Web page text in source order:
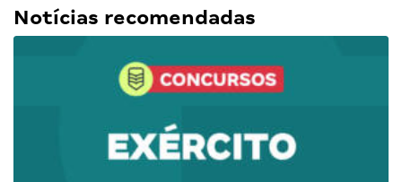
Notícias recomendadas